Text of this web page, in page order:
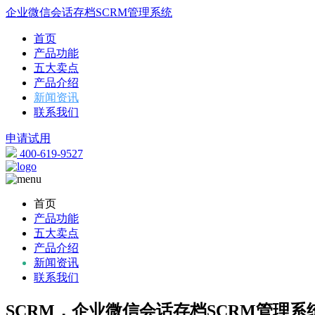
企业微信会话存档SCRM管理系统
首页
产品功能
五大卖点
产品介绍
新闻资讯
联系我们
申请试用
400-619-9527
首页
产品功能
五大卖点
产品介绍
新闻资讯
联系我们
SCRM，企业微信会话存档SCRM管理系